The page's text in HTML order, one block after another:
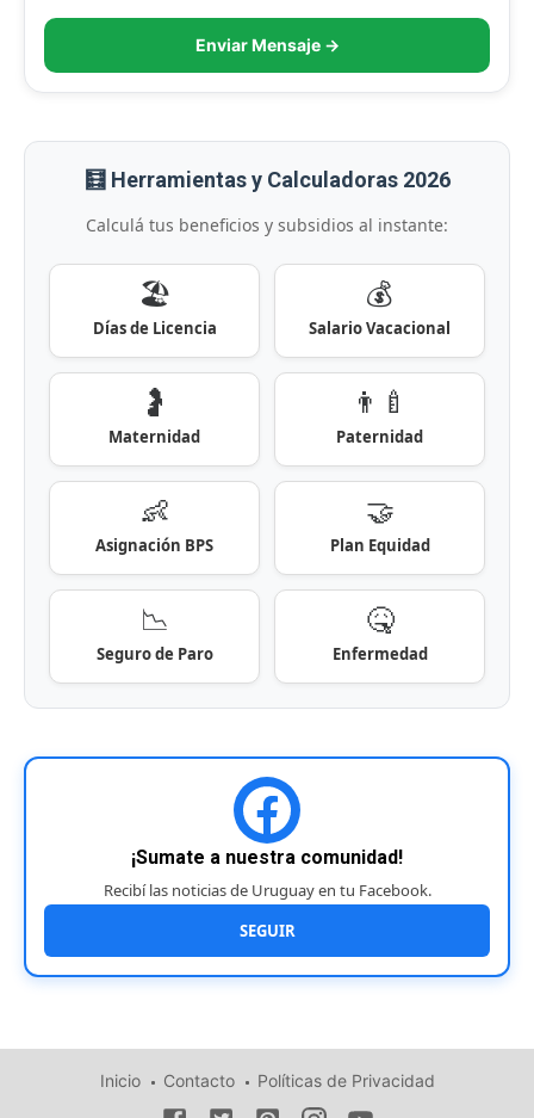
Enviar Mensaje →
🧮 Herramientas y Calculadoras 2026
Calculá tus beneficios y subsidios al instante:
🏖️
Días de Licencia
💰
Salario Vacacional
🤰
Maternidad
👨‍🍼
Paternidad
👶
Asignación BPS
🤝
Plan Equidad
📉
Seguro de Paro
🤒
Enfermedad
¡Sumate a nuestra comunidad!
Recibí las noticias de Uruguay en tu Facebook.
SEGUIR
Inicio Contacto Políticas de Privacidad